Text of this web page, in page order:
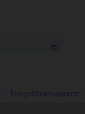
Entgelttransparenz